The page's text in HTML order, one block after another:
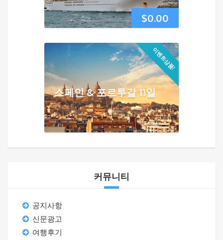
$0.00
이벤트상품!
스페인 & 포르투갈 11일
커뮤니티
공지사항
신문광고
여행후기